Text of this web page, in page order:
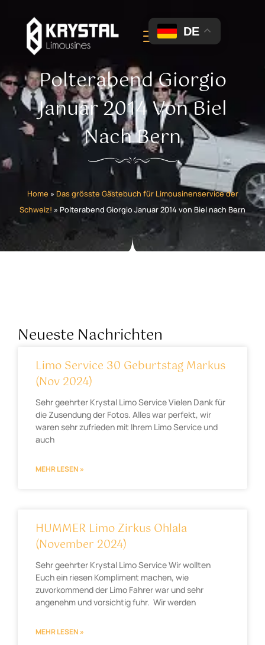
Polterabend Giorgio
Januar 2014 Von Biel
Nach Bern
Home » Das grösste Gästebuch für Limousinenservice der
Schweiz! » Polterabend Giorgio Januar 2014 von Biel nach Bern
Neueste Nachrichten
Limo Service 30 Geburtstag Markus
(Nov 2024)
Sehr geehrter Krystal Limo Service Vielen Dank für
die Zusendung der Fotos. Alles war perfekt, wir
waren sehr zufrieden mit Ihrem Limo Service und
auch
MEHR LESEN »
HUMMER Limo Zirkus Ohlala
(November 2024)
Sehr geehrter Krystal Limo Service Wir wollten
Euch ein riesen Kompliment machen, wie
zuvorkommend der Limo Fahrer war und sehr
angenehm und vorsichtig fuhr. Wir werden
MEHR LESEN »
DE